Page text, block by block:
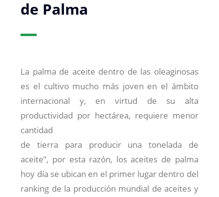
de Palma
La palma de aceite dentro de las oleaginosas
es el cultivo mucho más joven en el ámbito
internacional y, en virtud de su alta
productividad por hectárea, requiere menor
cantidad
de tierra para producir una tonelada de
aceite”, por esta razón, los aceites de palma
hoy día se ubican en el primer lugar dentro del
ranking de la producción mundial de aceites y